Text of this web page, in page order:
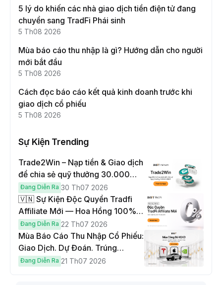
5 lý do khiến các nhà giao dịch tiền điện tử đang
chuyển sang TradFi Phái sinh
5 Th08 2026
Mùa báo cáo thu nhập là gì? Hướng dẫn cho người
mới bắt đầu
5 Th08 2026
Cách đọc báo cáo kết quả kinh doanh trước khi
giao dịch cổ phiếu
5 Th08 2026
Sự Kiện Trending
Trade2Win – Nạp tiền & Giao dịch
để chia sẻ quỹ thưởng 30.000
USDT
Đang Diễn Ra 30 Th07 2026
🇻🇳 Sự Kiện Độc Quyền Tradfi
Affiliate Mới — Hoa Hồng 100% &
Hoàn Phí Qua Đêm
Đang Diễn Ra 22 Th07 2026
Mùa Báo Cáo Thu Nhập Cổ Phiếu:
Giao Dịch. Dự Đoán. Trúng
Cybertruck!
Đang Diễn Ra 21 Th07 2026